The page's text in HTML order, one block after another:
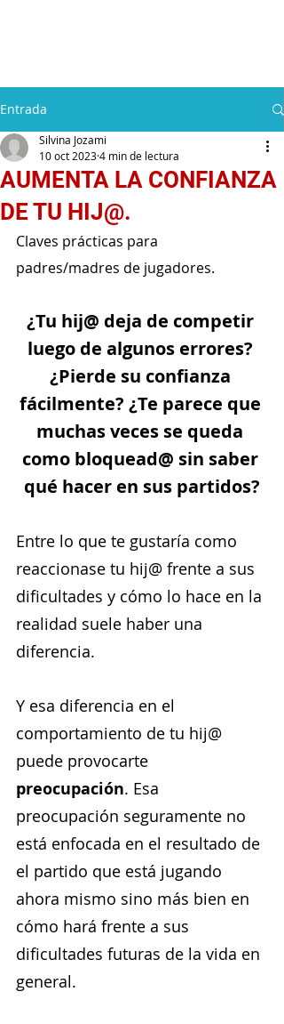
Entrada
AUMENTA LA CONFIANZA
DE TU HIJ@.
Silvina Jozami
10 oct 20234 min de lectura
Claves prácticas para
padres/madres de jugadores.
¿Tu hij@ deja de competir
luego de algunos errores?
¿Pierde su confianza
fácilmente? ¿Te parece que
muchas veces se queda
como bloquead@ sin saber
qué hacer en sus partidos?
Entre lo que te gustaría como
reaccionase tu hij@ frente a sus
dificultades y cómo lo hace en la
realidad suele haber una
diferencia.
Y esa diferencia en el
comportamiento de tu hij@
puede provocarte
preocupación. Esa
preocupación seguramente no
está enfocada en el resultado de
el partido que está jugando
ahora mismo sino más bien en
cómo hará frente a sus
dificultades futuras de la vida en
general.